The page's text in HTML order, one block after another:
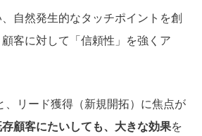
自然発生的なタッチポイントを創
客に対して「信頼性」を強くア
、リード獲得（新規開拓）に焦点が
存顧客にたいしても、大きな効果を